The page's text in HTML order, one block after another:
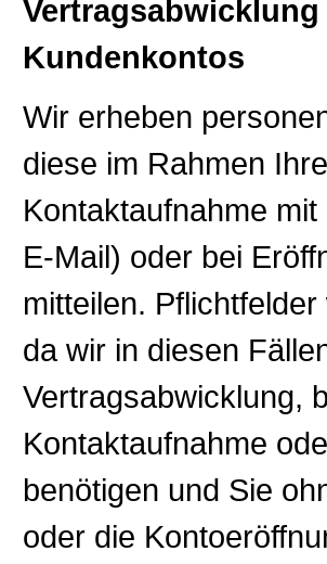
Kundenkontos
Wir erheben
diese im Rahmen
Kontaktaufnahme
E-Mail) oder bei
mitteilen.
da wir in diesen
Vertragsabwicklung,
Kontaktaufnahme
benötigen und Sie
oder die